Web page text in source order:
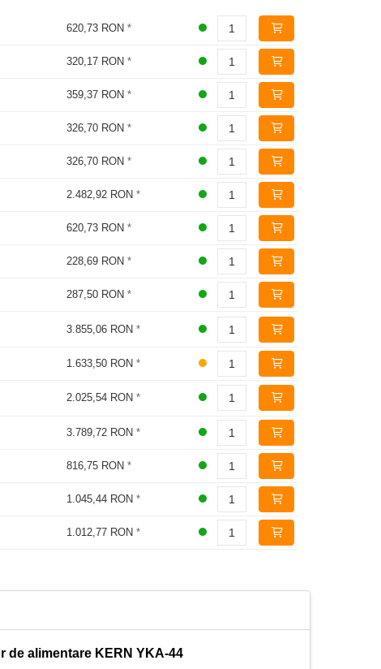
620,73 RON*
320,17 RON*
359,37 RON*
326,70 RON*
326,70 RON*
2.482,92 RON*
620,73 RON*
228,69 RON*
287,50 RON*
3.855,06 RON*
1.633,50 RON*
2.025,54 RON*
3.789,72 RON*
816,75 RON*
1.045,44 RON*
1.012,77 RON*
de alimentare KERN YKA-44